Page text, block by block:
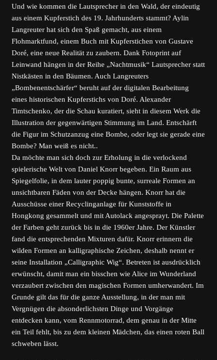
Und wie kommen die Lautsprecher in den Wald, der eindeutig
aus einem Kupferstich des 19. Jahrhunderts stammt? Aylin
Langreuter hat sich den Spaß gemacht, aus einem
Flohmarktfund, einem Buch mit Kupferstichen von Gustave
Doré, eine neue Realität zu zaubern. Dank Fotoprint auf
Leinwand hängen in der Reihe „Nachtmusik“ Lautsprecher statt
Nistkästen in den Bäumen. Auch Langreuters
„Bombenentschärfer“ beruht auf der digitalen Bearbeitung
eines historischen Kupferstichs von Doré. Alexander
Timtschenko, der die Schau kuratiert, sieht in diesem Werk die
Illustration der gegenwärtigen Stimmung im Land. Entschärft
die Figur im Schutzanzug eine Bombe, oder legt sie gerade eine
Bombe? Man weiß es nicht..
Da möchte man sich doch zur Erholung in die verlockend
spielerische Welt von Daniel Knorr begeben. Ein Raum aus
Spiegelfolie, in dem lauter poppig bunte, surreale Formen an
unsichtbaren Fäden von der Decke hängen. Knorr hat die
Ausschüsse einer Recyclinganlage für Kunststoffe in
Hongkong gesammelt und mit Autolack angesprayt. Die Palette
der Farben geht zurück bis in die 1960er Jahre. Der Künstler
fand die entsprechenden Mixturen dafür. Knorr erinnern die
wilden Formen an kalligraphische Zeichen, deshalb nennt er
seine Installation „Calligraphic Wig“. Betreten ist ausdrücklich
erwünscht, damit man ein bisschen wie Alice im Wunderland
verzaubert zwischen den magischen Formen umherwandert. Im
Grunde gilt das für die ganze Ausstellung, in der man mit
Vergnügen die absonderlichsten Dinge und Vorgänge
entdecken kann, vom Rennmotorrad, dem genau in der Mitte
ein Teil fehlt, bis zu dem kleinen Mädchen, das einen roten Ball
schweben lässt.